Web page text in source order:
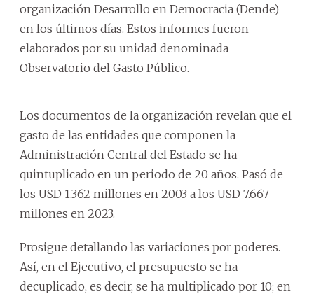
organización Desarrollo en Democracia (Dende)
en los últimos días. Estos informes fueron
elaborados por su unidad denominada
Observatorio del Gasto Público.
Los documentos de la organización revelan que el
gasto de las entidades que componen la
Administración Central del Estado se ha
quintuplicado en un periodo de 20 años. Pasó de
los USD 1.362 millones en 2003 a los USD 7.667
millones en 2023.
Prosigue detallando las variaciones por poderes.
Así, en el Ejecutivo, el presupuesto se ha
decuplicado, es decir, se ha multiplicado por 10; en